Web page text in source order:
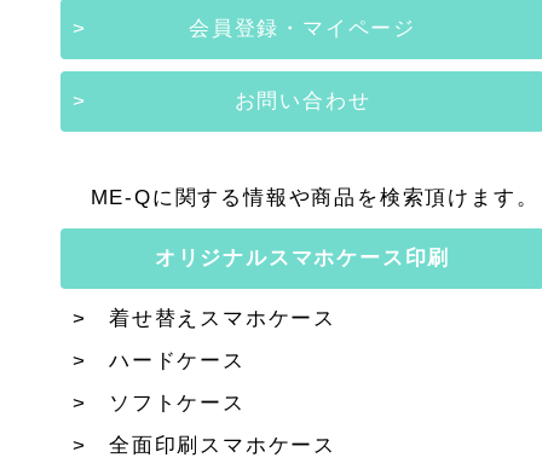
会員登録・マイページ
お問い合わせ
ME-Qに関する情報や商品を検索頂けます。
オリジナルスマホケース印刷
着せ替えスマホケース
ハードケース
ソフトケース
全面印刷スマホケース